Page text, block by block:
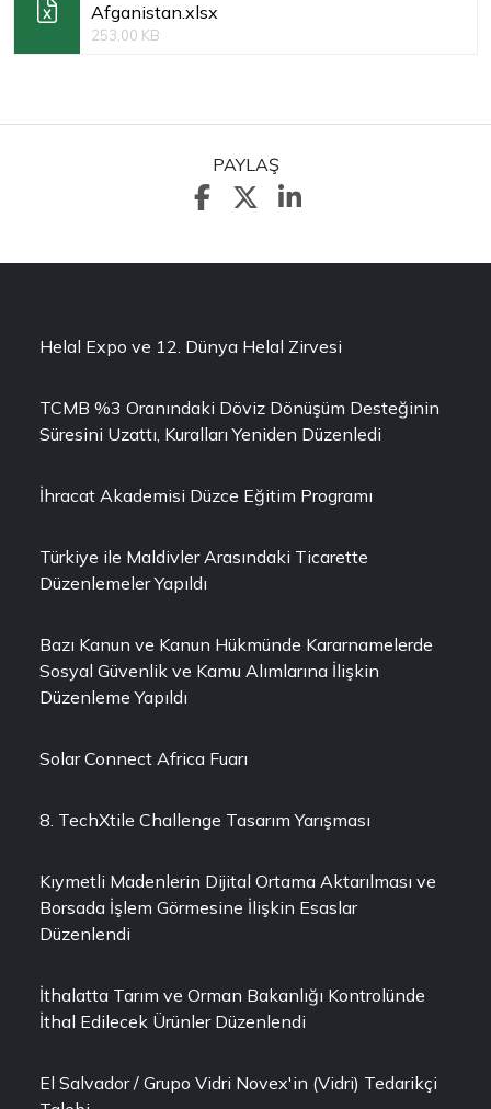
Afganistan.xlsx
253,00 KB
PAYLAŞ
Helal Expo ve 12. Dünya Helal Zirvesi
TCMB %3 Oranındaki Döviz Dönüşüm Desteğinin
Süresini Uzattı, Kuralları Yeniden Düzenledi
İhracat Akademisi Düzce Eğitim Programı
Türkiye ile Maldivler Arasındaki Ticarette
Düzenlemeler Yapıldı
Bazı Kanun ve Kanun Hükmünde Kararnamelerde
Sosyal Güvenlik ve Kamu Alımlarına İlişkin
Düzenleme Yapıldı
Solar Connect Africa Fuarı
8. TechXtile Challenge Tasarım Yarışması
Kıymetli Madenlerin Dijital Ortama Aktarılması ve
Borsada İşlem Görmesine İlişkin Esaslar
Düzenlendi
İthalatta Tarım ve Orman Bakanlığı Kontrolünde
İthal Edilecek Ürünler Düzenlendi
El Salvador / Grupo Vidri Novex'in (Vidri) Tedarikçi